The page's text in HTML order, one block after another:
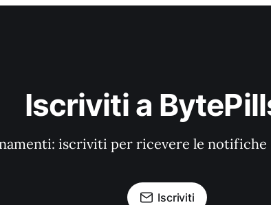
Iscriviti a
iscriviti per ricevere le
Iscriviti